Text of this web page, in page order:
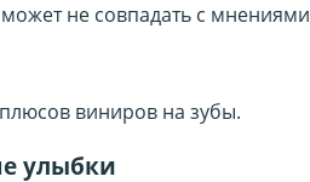
не совпадать с
виниров на зубы.
улыбки